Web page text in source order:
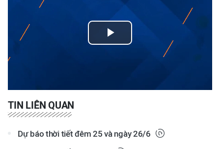
Play
TIN LIÊN QUAN
Dự báo thời tiết đêm 25 và ngày 26/6